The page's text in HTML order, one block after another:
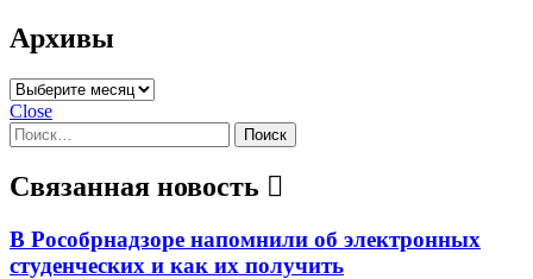
Архивы
Архивы
Close
Найти:
Связанная новость
В Рособрнадзоре напомнили об электронных
студенческих и как их получить